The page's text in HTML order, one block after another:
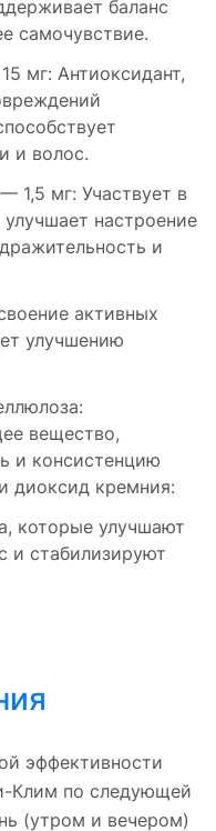
баланс
самочувствие.
мг: Антиоксидант,
и волос.
1,5 мг: Участвует в
настроение
и
активных
улучшению
вещество,
и консистенцию
диоксид кремния:
которые улучшают
и стабилизируют
эффективности
Клим по следующей
(утром и вечером)